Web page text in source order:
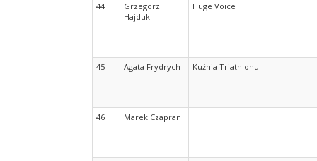
44
Grzegorz
Hajduk
Huge Voice
45 Agata Frydrych Kuźnia Triathlonu
46 Marek Czapran